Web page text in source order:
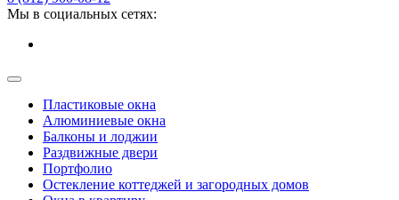
Мы в социальных сетях:
Пластиковые окна
Алюминиевые окна
Балконы и лоджии
Раздвижные двери
Портфолио
Остекление коттеджей и загородных домов